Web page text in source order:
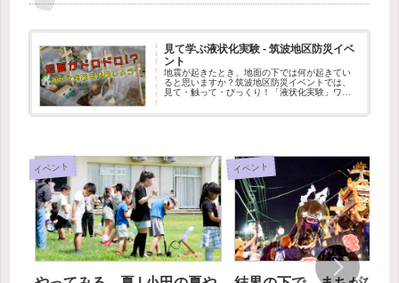
見て学ぶ液状化実験 - 筑波地区防災イベ
ント
地震が起きたとき、地面の下では何が起きてい
ると思いますか？筑波地区防災イベントでは、
見て・触って・びっくり！「液状化実験」ワー
イベント イベント